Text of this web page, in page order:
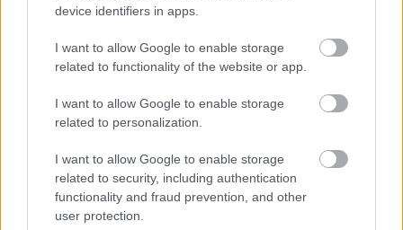
device identifiers in apps.
I want to allow Google to enable storage
related to functionality of the website or app.
I want to allow Google to enable storage
related to personalization.
I want to allow Google to enable storage
related to security, including authentication
functionality and fraud prevention, and other
user protection.
"Csak engedjenek át a határon,
jövünk!"
mtothorsi 2020. július 13.
Augusztus 21. és 29. között, a tervezett és már
meghirdetett versenyprogrammal, magas művészi